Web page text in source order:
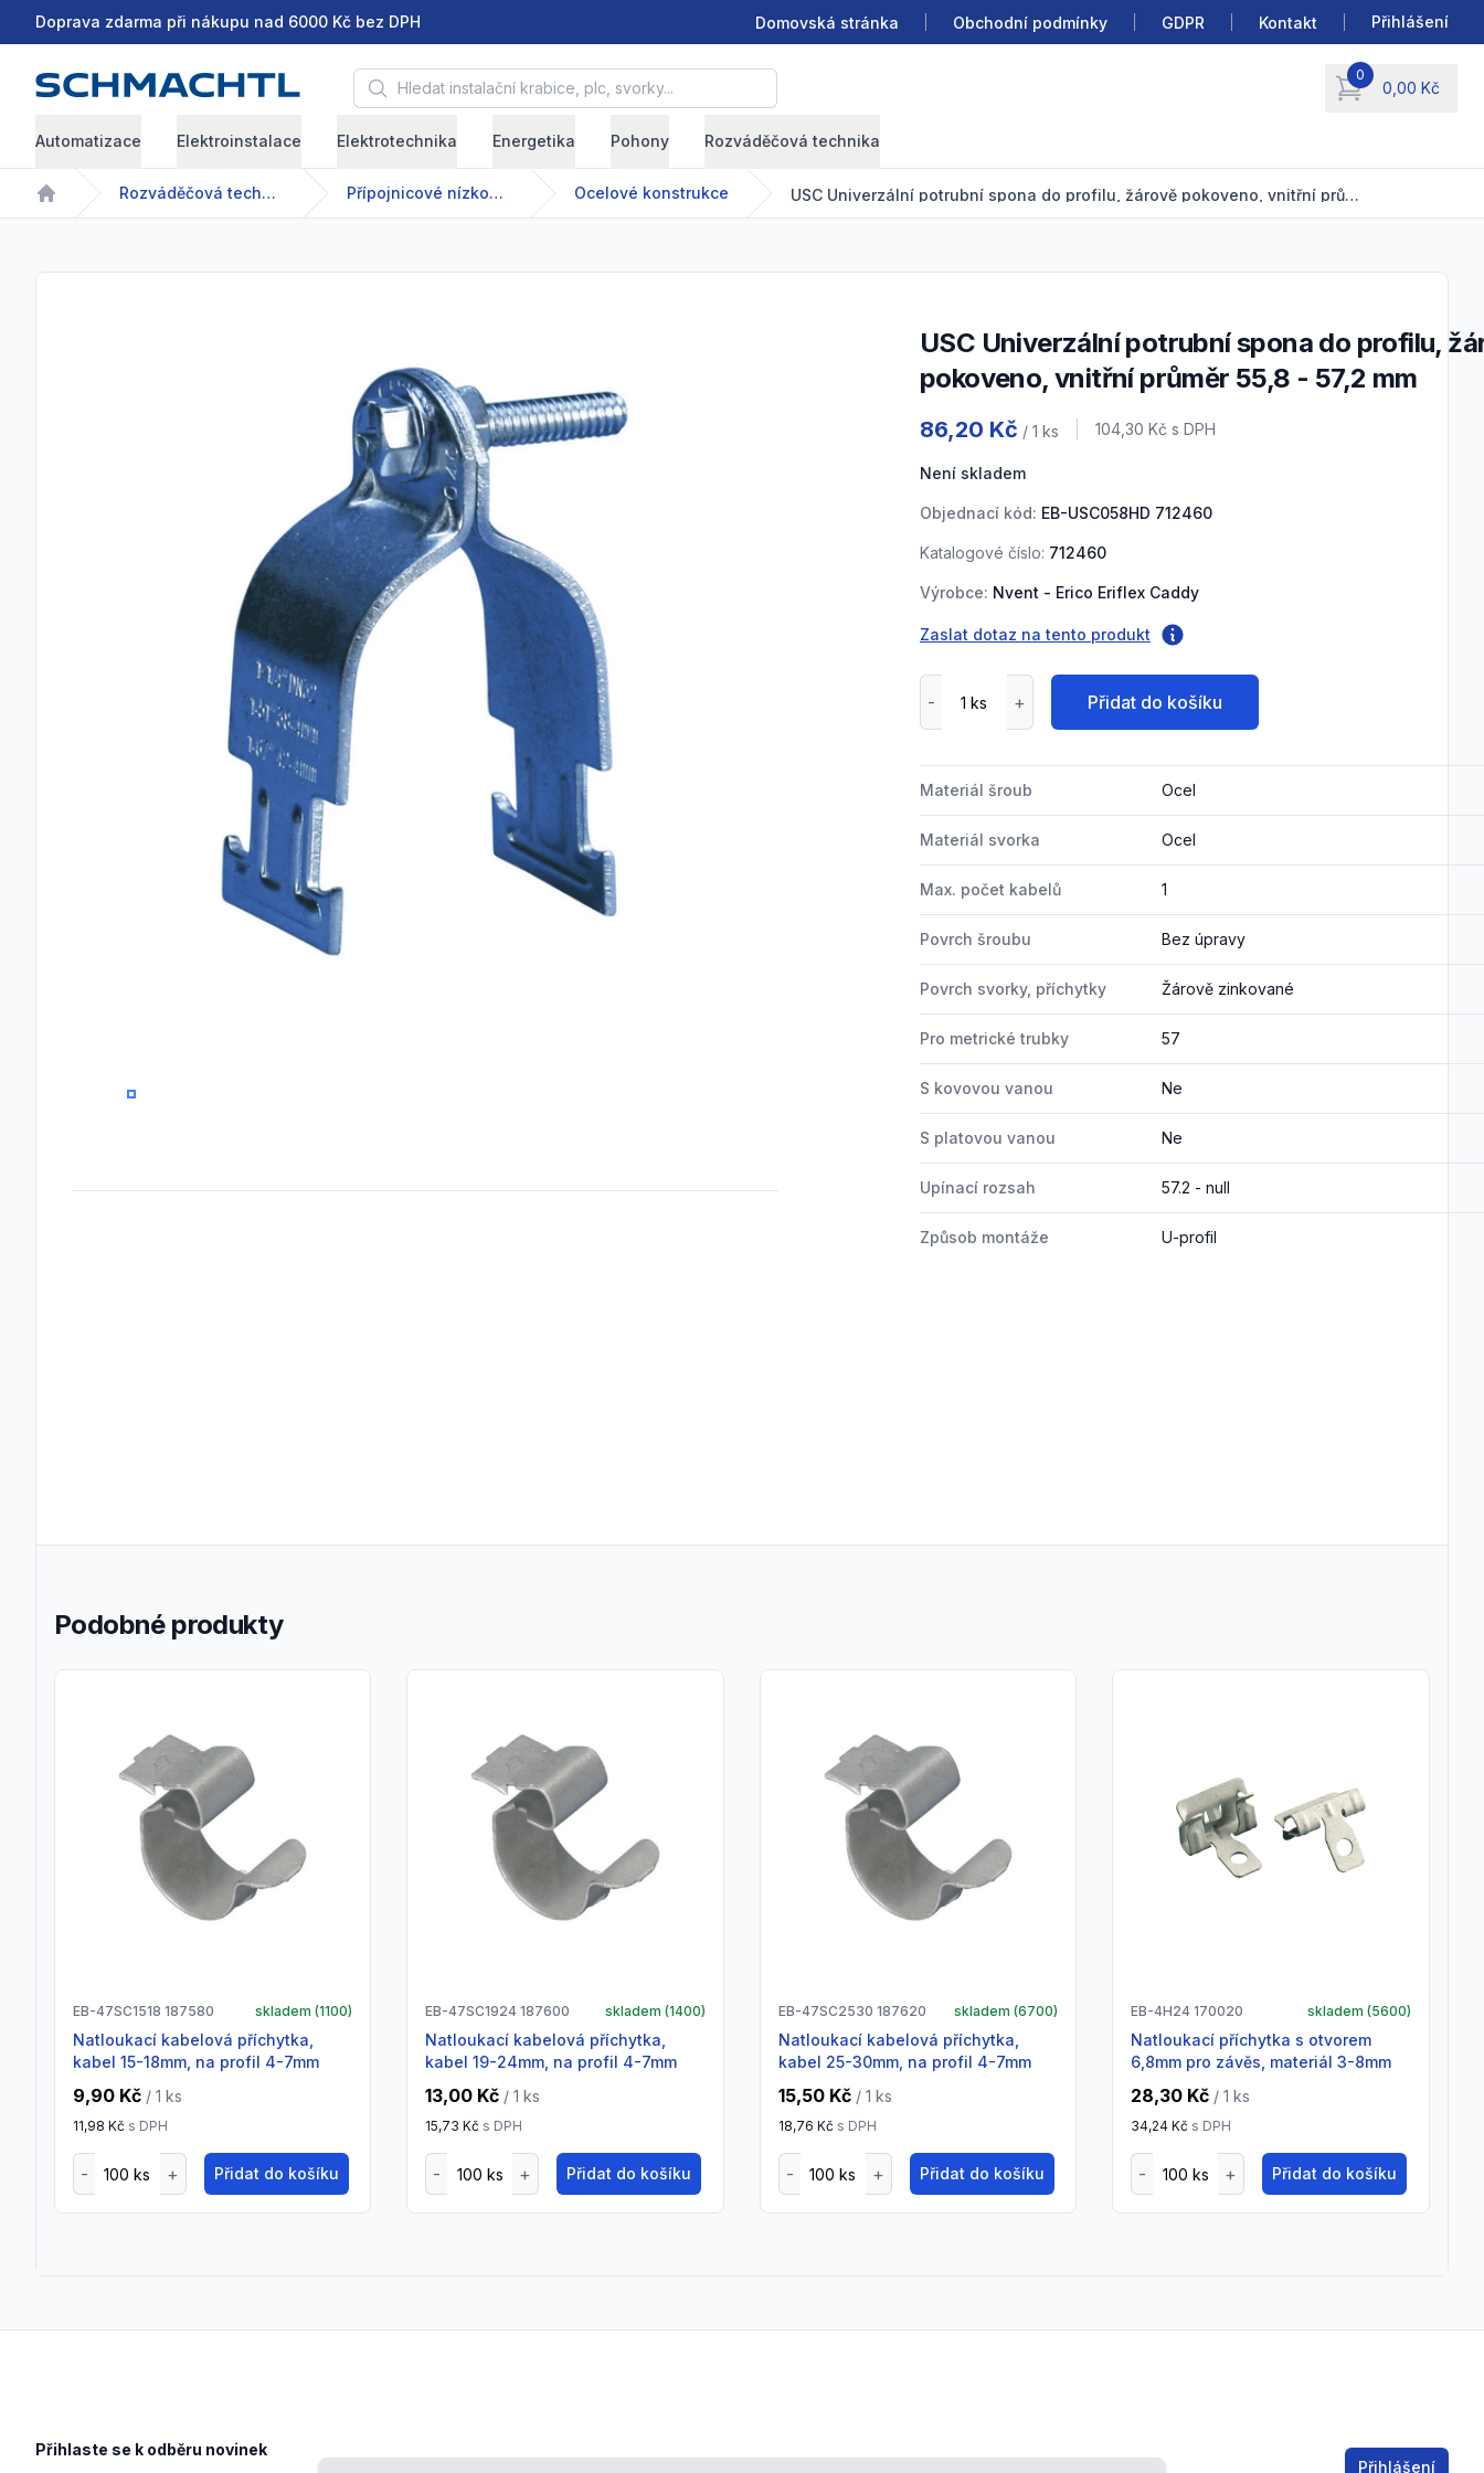
Doprava zdarma při nákupu nad 6000 Kč bez DPH Domovská stránka Obchodní podmínky GDPR Kontakt Přihlášení
Hledat instalační krabice, plc, svorky... 0
0,00 Kč
items in cart, view
Automatizace Elektroinstalace Elektrotechnika Energetika Pohony Rozváděčová technika
Home
Rozváděčová technika Přípojnicové nízkonapětové systémy Ocelové konstrukce USC Univerzální potrubní spona do profilu, žárově pokoveno, vnitřní průměr 55,8 - 57,2 mm
0
USC Univerzální potrubní spona do profilu, žárově
pokoveno, vnitřní průměr 55,8 - 57,2 mm
86,20 Kč / 1 ks Cena s DPH
104,30 Kč s DPH
Není skladem
Objednací kód: EB-USC058HD 712460
Katalogové číslo: 712460
Výrobce: Nvent - Erico Eriflex Caddy
Zaslat dotaz na tento produkt
Přidat do košíku
Materiál šroub Ocel
Materiál svorka Ocel
Max. počet kabelů 1
Povrch šroubu Bez úpravy
Povrch svorky, příchytky Žárově zinkované
Pro metrické trubky 57
S kovovou vanou Ne
S platovou vanou Ne
Upínací rozsah 57.2 - null
Způsob montáže U-profil
Podobné produkty
EB-47SC1518 187580 skladem (1100)
Natloukací kabelová příchytka,
kabel 15-18mm, na profil 4-7mm
9,90 Kč / 1 ks
11,98 Kč s DPH
Přidat do košíku
EB-47SC1924 187600 skladem (1400)
natloukací kabelová příchytka,
kabel 19-24mm, na profil 4-7mm
13,00 Kč / 1 ks
15,73 Kč s DPH
Přidat do košíku
EB-47SC2530 187620 skladem (6700)
natloukací kabelová příchytka,
kabel 25-30mm, na profil 4-7mm
15,50 Kč / 1 ks
18,76 Kč s DPH
Přidat do košíku
EB-4H24 170020 skladem (5600)
natloukací příchytka s otvorem
6,8mm pro závěs, materiál 3-8mm
28,30 Kč / 1 ks
34,24 Kč s DPH
Přidat do košíku
Přihlaste se k odběru novinek Email address Přihlášení